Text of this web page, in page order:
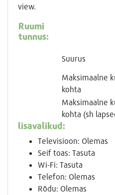
view.
Suurus
Maksimaalne
kohta
Maksimaalne
kohta (sh
Ruumi
tunnus:
lisavalikud:
Televisioon: Olemas
Seif toas: Tasuta
Wi-Fi: Tasuta
Telefon: Olemas
Rõdu: Olemas